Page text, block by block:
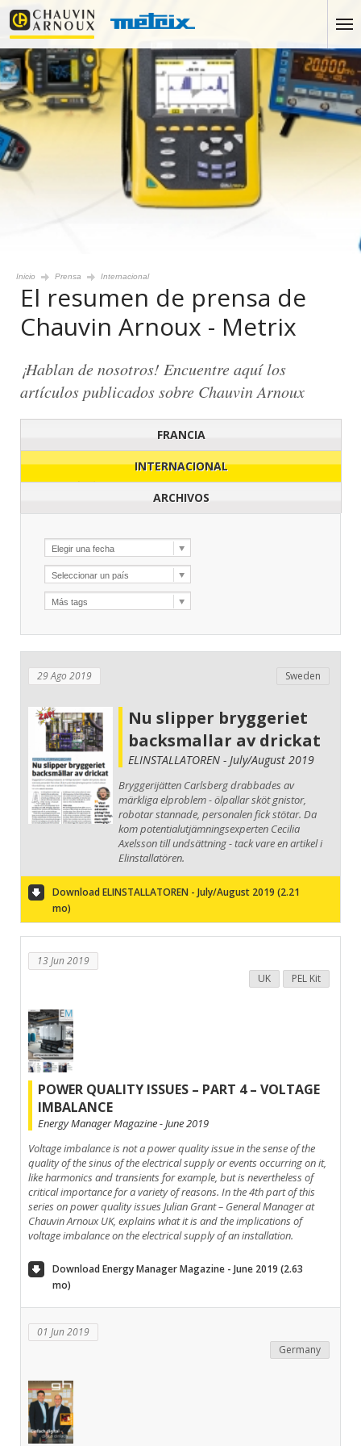
Inicio Prensa Internacional
El resumen de prensa de
Chauvin Arnoux - Metrix
¡Hablan de nosotros! Encuentre aquí los
artículos publicados sobre Chauvin Arnoux
FRANCIA
INTERNACIONAL
ARCHIVOS
29 Ago 2019 Sweden
Nu slipper bryggeriet
backsmallar av drickat
ELINSTALLATOREN - July/August 2019
Bryggerijätten Carlsberg drabbades av
märkliga elproblem - ölpallar sköt gnistor,
robotar stannade, personalen fick stötar. Da
kom potentialutjämningsexperten Cecilia
Axelsson till undsättning - tack vare en artikel i
Elinstallatören.
Download ELINSTALLATOREN - July/August 2019 (2.21
mo)
13 Jun 2019
UK
PEL Kit
POWER QUALITY ISSUES – PART 4 – VOLTAGE
IMBALANCE
Energy Manager Magazine - June 2019
Voltage imbalance is not a power quality issue in the sense of the
quality of the sinus of the electrical supply or events occurring on it,
like harmonics and transients for example, but is nevertheless of
critical importance for a variety of reasons. In the 4th part of this
series on power quality issues Julian Grant – General Manager at
Chauvin Arnoux UK, explains what it is and the implications of
voltage imbalance on the electrical supply of an installation.
Download Energy Manager Magazine - June 2019 (2.63
mo)
01 Jun 2019
Germany